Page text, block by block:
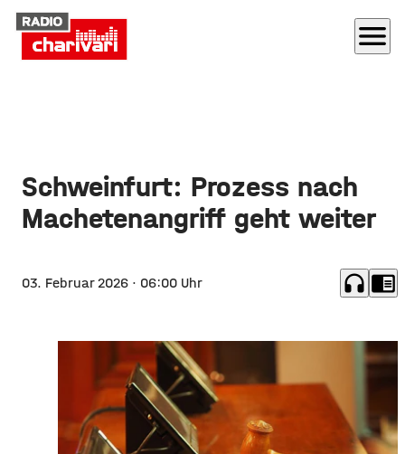
menu
Schweinfurt: Prozess nach
Machetenangriff geht weiter
03. Februar 2026 · 06:00 Uhr headphones chrome_reader_mode